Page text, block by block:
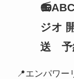
ジオ
送 予
📍エンパワー